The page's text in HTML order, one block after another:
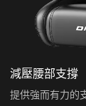
減壓腰部支撐
提供強而有力的